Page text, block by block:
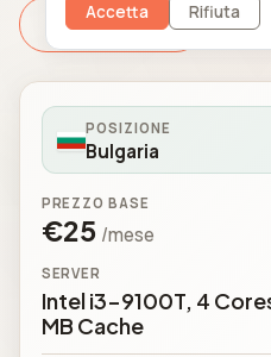
Cambia server
POSIZIONE
Bulgaria
SERVER
Intel i3-9100T, 4
MB Cache
PREZZO BASE
€25 /mese
Accetta Rifiuta